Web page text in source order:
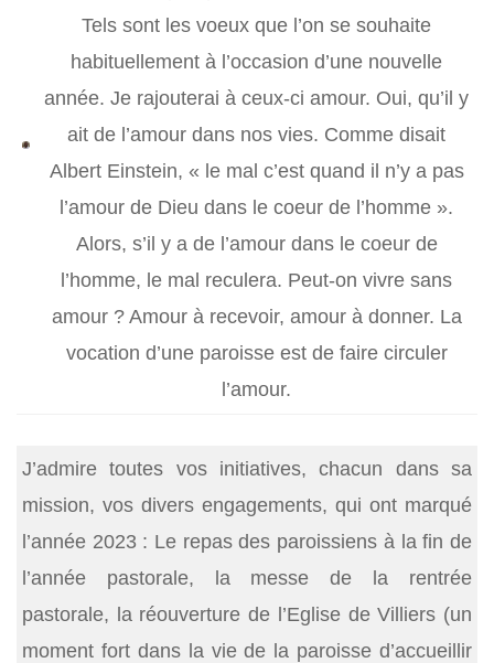
Tels sont les voeux que l’on se souhaite
habituellement à l’occasion d’une nouvelle
année. Je rajouterai à ceux-ci amour. Oui, qu’il y
ait de l’amour dans nos vies. Comme disait
Albert Einstein, « le mal c’est quand il n’y a pas
l’amour de Dieu dans le coeur de l’homme ».
Alors, s’il y a de l’amour dans le coeur de
l’homme, le mal reculera. Peut-on vivre sans
amour ? Amour à recevoir, amour à donner. La
vocation d’une paroisse est de faire circuler
l’amour.
J’admire toutes vos initiatives, chacun dans sa
mission, vos divers engagements, qui ont marqué
l’année 2023 : Le repas des paroissiens à la fin de
l’année pastorale, la messe de la rentrée
pastorale, la réouverture de l’Eglise de Villiers (un
moment fort dans la vie de la paroisse d’accueillir